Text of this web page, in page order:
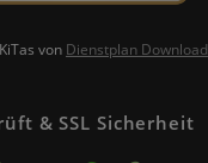
von Dienstplan Download
& SSL Sicherheit